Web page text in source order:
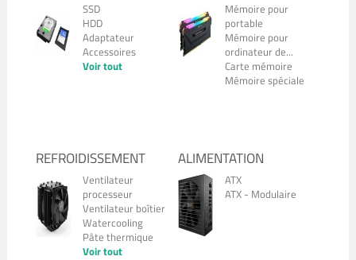
SSD
HDD
Adaptateur
Accessoires
Voir tout
Mémoire pour
portable
Mémoire pour
ordinateur de...
Carte mémoire
Mémoire spéciale
REFROIDISSEMENT
Ventilateur
processeur
Ventilateur boîtier
Watercooling
Pâte thermique
Voir tout
ALIMENTATION
ATX
ATX - Modulaire